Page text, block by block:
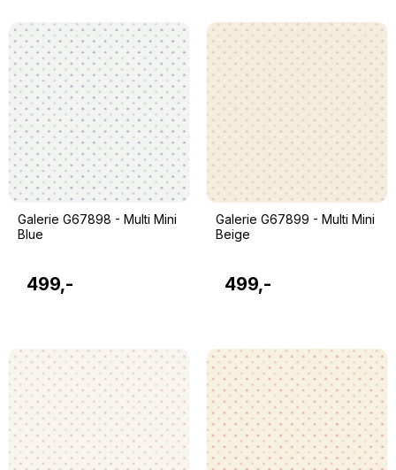
Galerie G67898 - Multi Mini
Blue
499,-
Galerie G67899 - Multi Mini
Beige
499,-